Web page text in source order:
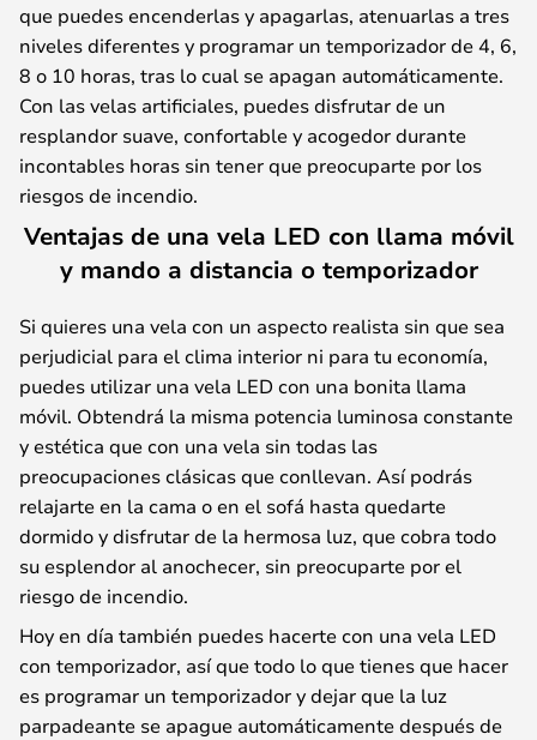
que puedes encenderlas y apagarlas, atenuarlas a tres
niveles diferentes y programar un temporizador de 4, 6,
8 o 10 horas, tras lo cual se apagan automáticamente.
Con las velas artificiales, puedes disfrutar de un
resplandor suave, confortable y acogedor durante
incontables horas sin tener que preocuparte por los
riesgos de incendio.
Ventajas de una vela LED con llama móvil
y mando a distancia o temporizador
Si quieres una vela con un aspecto realista sin que sea
perjudicial para el clima interior ni para tu economía,
puedes utilizar una vela LED con una bonita llama
móvil. Obtendrá la misma potencia luminosa constante
y estética que con una vela sin todas las
preocupaciones clásicas que conllevan. Así podrás
relajarte en la cama o en el sofá hasta quedarte
dormido y disfrutar de la hermosa luz, que cobra todo
su esplendor al anochecer, sin preocuparte por el
riesgo de incendio.
Hoy en día también puedes hacerte con una vela LED
con temporizador, así que todo lo que tienes que hacer
es programar un temporizador y dejar que la luz
parpadeante se apague automáticamente después de